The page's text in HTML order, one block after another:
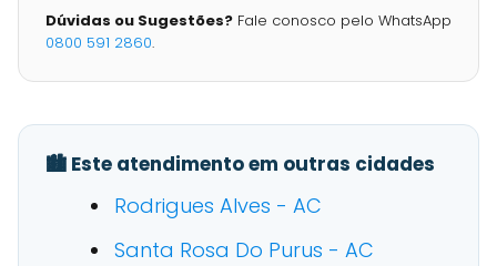
Dúvidas ou Sugestões? Fale conosco pelo WhatsApp
0800 591 2860.
🏙️ Este atendimento em outras cidades
Rodrigues Alves - AC
Santa Rosa Do Purus - AC